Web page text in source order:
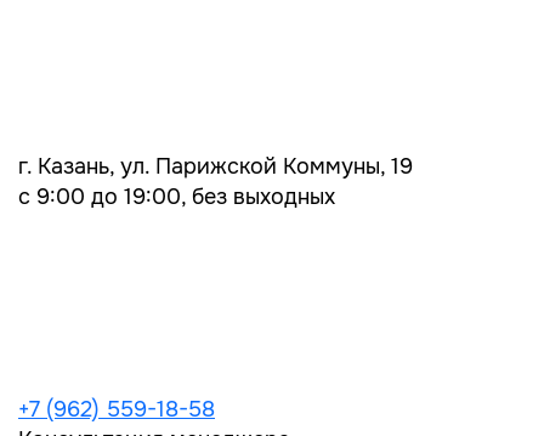
г. Казань, ул. Парижской Коммуны, 19
с 9:00 до 19:00, без выходных
+7 (962) 559-18-58